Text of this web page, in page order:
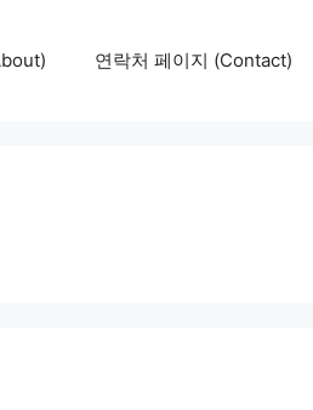
연락처 페이지 (Contact)